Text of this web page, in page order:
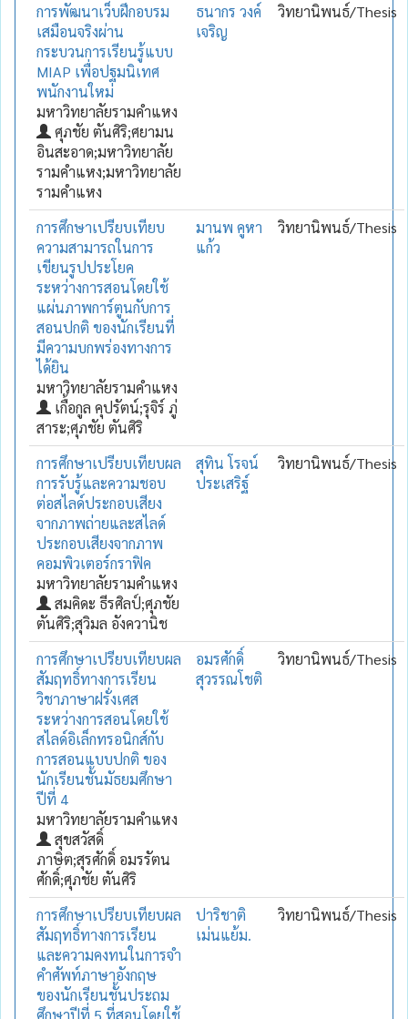
การพัฒนาเว็บฝึกอบรม
เสมือนจริงผ่าน
กระบวนการเรียนรู้แบบ
MIAP เพื่อปฐมนิเทศ
พนักงานใหม่
มหาวิทยาลัยรามคำแหง
ศุภชัย ตันศิริ;ศยามน
อินสะอาด;มหาวิทยาลัย
รามคำแหง;มหาวิทยาลัย
รามคำแหง
ธนากร วงค์
เจริญ
วิทยานิพนธ์/Thesis
การศึกษาเปรียบเทียบ
ความสามารถในการ
เขียนรูปประโยค
ระหว่างการสอนโดยใช้
แผ่นภาพการ์ตูนกับการ
สอนปกติ ของนักเรียนที่
มีความบกพร่องทางการ
ได้ยิน
มหาวิทยาลัยรามคำแหง
เกื้อกูล คุปรัตน์;รุจิร์ ภู่
สาระ;ศุภชัย ตันศิริ
มานพ คูหา
แก้ว
วิทยานิพนธ์/Thesis
การศึกษาเปรียบเทียบผล
การรับรู้และความชอบ
ต่อสไลด์ประกอบเสียง
จากภาพถ่ายและสไลด์
ประกอบเสียงจากภาพ
คอมพิวเตอร์กราฟิค
มหาวิทยาลัยรามคำแหง
สมคิดะ ธีรศิลป์;ศุภชัย
ตันศิริ;สุวิมล อังควานิช
สุทิน โรจน์
ประเสริฐ์
วิทยานิพนธ์/Thesis
การศึกษาเปรียบเทียบผล
สัมฤทธิ์ทางการเรียน
วิชาภาษาฝรั่งเศส
ระหว่างการสอนโดยใช้
สไลด์อิเล็กทรอนิกส์กับ
การสอนแบบปกติ ของ
นักเรียนชั้นมัธยมศึกษา
ปีที่ 4
มหาวิทยาลัยรามคำแหง
สุขสวัสดิ์
ภาษิต;สุรศักดิ์ อมรรัตน
ศักดิ์;ศุภชัย ตันศิริ
อมรศักดิ์
สุวรรณโชติ
วิทยานิพนธ์/Thesis
การศึกษาเปรียบเทียบผล
สัมฤทธิ์ทางการเรียน
และความคงทนในการจำ
คำศัพท์ภาษาอังกฤษ
ของนักเรียนชั้นประถม
ศึกษาปีที่ 5 ที่สอนโดยใช้
ปาริชาติ
เม่นแย้ม.
วิทยานิพนธ์/Thesis